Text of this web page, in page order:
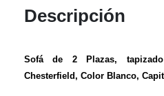
Descripción
Sofá de 2 Plazas,
Chesterfield, Color Blanco,